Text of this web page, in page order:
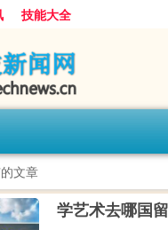
技能大全
文章
学艺术去哪国